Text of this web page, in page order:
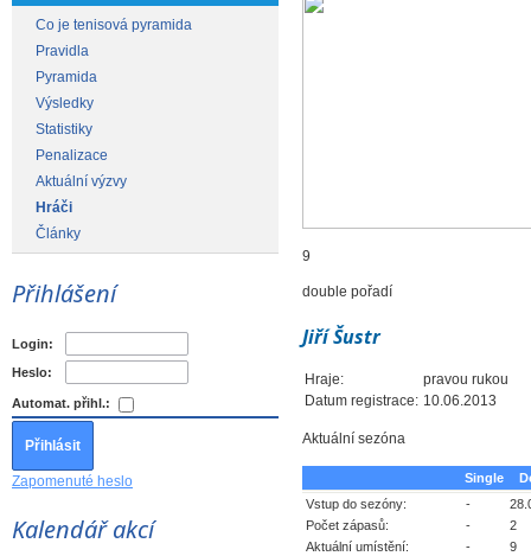
Co je tenisová pyramida
Pravidla
Pyramida
Výsledky
Statistiky
Penalizace
Aktuální výzvy
Hráči
Články
Přihlášení
Login:
Heslo:
Automat. přihl.:
Zapomenuté heslo
Kalendář akcí
9
double pořadí
Jiří Šustr
Hraje:
pravou rukou
Datum registrace: 10.06.2013
Aktuální sezóna
Single
Vstup do sezóny:
-
Počet zápasů:
-
2
Aktuální umístění:
-
9